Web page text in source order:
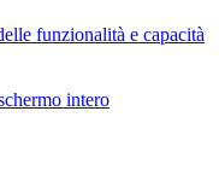
funzionalità e capacità
intero